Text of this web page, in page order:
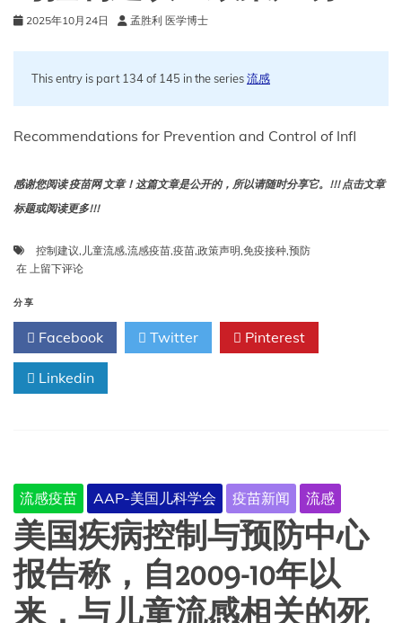
发
症
2025年10月24日 孟胜利 医学博士
This entry is part 134 of 145 in the series流感
Recommendations for Prevention and Control of Infl
感谢您阅读 疫苗网 文章！这篇文章是公开的，所以请随时分享它。!!! 点击文章
标题或阅读更多!!!
控制建议, 儿童流感,流感疫苗,疫苗,政策声明,免疫接种,预防
在 2025-
年
儿
童
流
感
预
建
议：
政
策
声
明
上留下评论
分享
Facebook Twitter Pinterest
Linkedin
流感疫苗 AAP-美国儿科学会 疫苗新闻 流感
美国疾病控制与预防中心
报告称，自2009-10年以
来，与儿童流感相关的死